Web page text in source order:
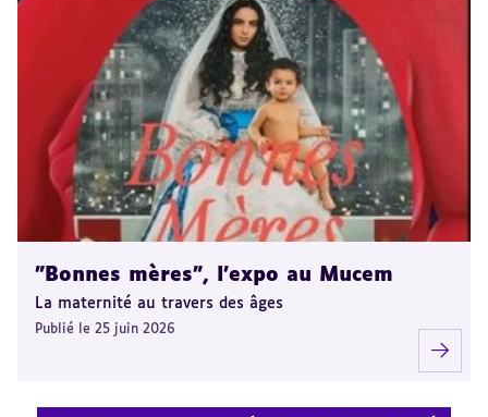
"Bonnes mères", l'expo au Mucem
La maternité au travers des âges
Publié le 25 juin 2026